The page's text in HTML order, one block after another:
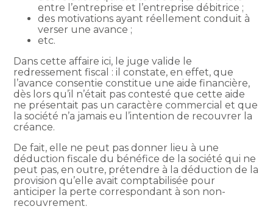
entre l’entreprise et l’entreprise débitrice ;
des motivations ayant réellement conduit à
verser une avance ;
etc.
Dans cette affaire ici, le juge valide le
redressement fiscal : il constate, en effet, que
l’avance consentie constitue une aide financière,
dès lors qu’il n’était pas contesté que cette aide
ne présentait pas un caractère commercial et que
la société n’a jamais eu l’intention de recouvrer la
créance.
De fait, elle ne peut pas donner lieu à une
déduction fiscale du bénéfice de la société qui ne
peut pas, en outre, prétendre à la déduction de la
provision qu’elle avait comptabilisée pour
anticiper la perte correspondant à son non-
recouvrement.